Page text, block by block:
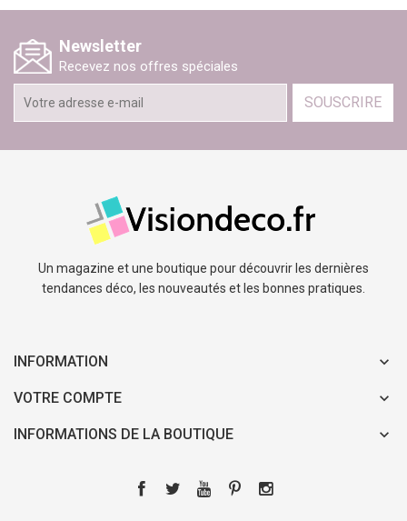
Newsletter
Recevez nos offres spéciales
SOUSCRIRE
Un magazine et une boutique pour découvrir les dernières
tendances déco, les nouveautés et les bonnes pratiques.
INFORMATION
VOTRE COMPTE
INFORMATIONS DE LA BOUTIQUE